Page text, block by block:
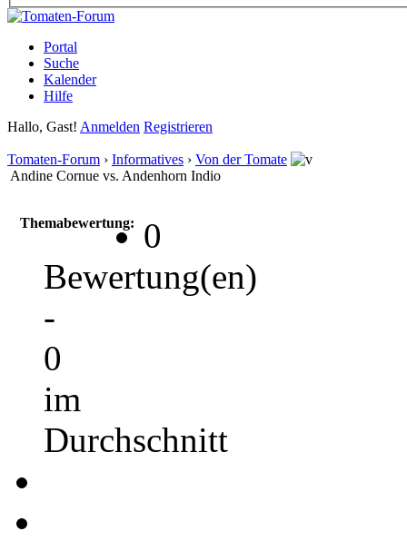
Portal
Suche
Kalender
Hilfe
Hallo, Gast! Anmelden Registrieren
Tomaten-Forum › Informatives › Von der Tomate
Andine Cornue vs. Andenhorn Indio
Themabewertung:
0
Bewertung(en)
-
0
im
Durchschnitt